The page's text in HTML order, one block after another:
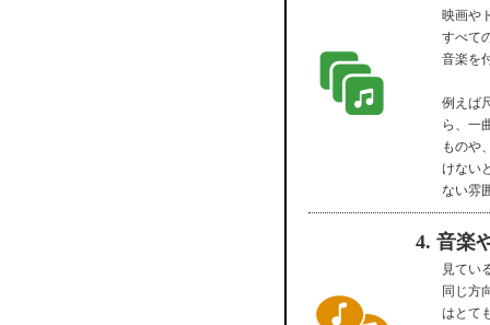
映画や
すべて
音楽を
例えば
ら、一
ものや
けない
ない雰
4. 音楽
見てい
同じ方
はとて